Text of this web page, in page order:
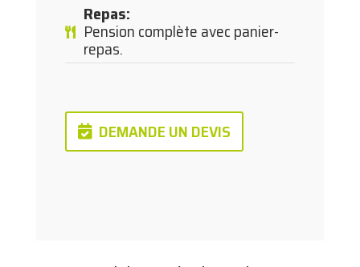
Repas:
Pension complète avec panier-
repas.
DEMANDE UN DEVIS